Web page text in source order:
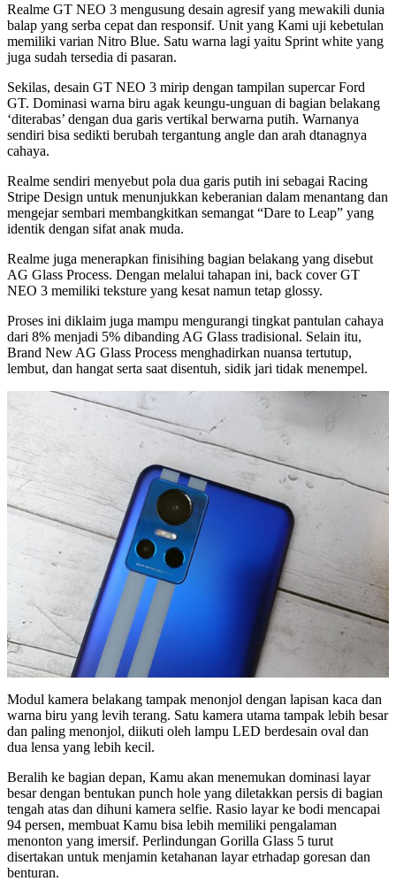
Realme GT NEO 3 mengusung desain agresif yang mewakili dunia
balap yang serba cepat dan responsif. Unit yang Kami uji kebetulan
memiliki varian Nitro Blue. Satu warna lagi yaitu Sprint white yang
juga sudah tersedia di pasaran.
Sekilas, desain GT NEO 3 mirip dengan tampilan supercar Ford
GT. Dominasi warna biru agak keungu-unguan di bagian belakang
‘diterabas’ dengan dua garis vertikal berwarna putih. Warnanya
sendiri bisa sedikti berubah tergantung angle dan arah dtanagnya
cahaya.
Realme sendiri menyebut pola dua garis putih ini sebagai Racing
Stripe Design untuk menunjukkan keberanian dalam menantang dan
mengejar sembari membangkitkan semangat “Dare to Leap” yang
identik dengan sifat anak muda.
Realme juga menerapkan finisihing bagian belakang yang disebut
AG Glass Process. Dengan melalui tahapan ini, back cover GT
NEO 3 memiliki teksture yang kesat namun tetap glossy.
Proses ini diklaim juga mampu mengurangi tingkat pantulan cahaya
dari 8% menjadi 5% dibanding AG Glass tradisional. Selain itu,
Brand New AG Glass Process menghadirkan nuansa tertutup,
lembut, dan hangat serta saat disentuh, sidik jari tidak menempel.
Modul kamera belakang tampak menonjol dengan lapisan kaca dan
warna biru yang levih terang. Satu kamera utama tampak lebih besar
dan paling menonjol, diikuti oleh lampu LED berdesain oval dan
dua lensa yang lebih kecil.
Beralih ke bagian depan, Kamu akan menemukan dominasi layar
besar dengan bentukan punch hole yang diletakkan persis di bagian
tengah atas dan dihuni kamera selfie. Rasio layar ke bodi mencapai
94 persen, membuat Kamu bisa lebih memiliki pengalaman
menonton yang imersif. Perlindungan Gorilla Glass 5 turut
disertakan untuk menjamin ketahanan layar etrhadap goresan dan
benturan.